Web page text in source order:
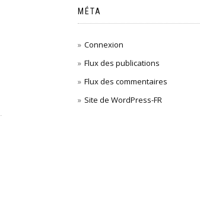
MÉTA
Connexion
Flux des publications
Flux des commentaires
Site de WordPress-FR